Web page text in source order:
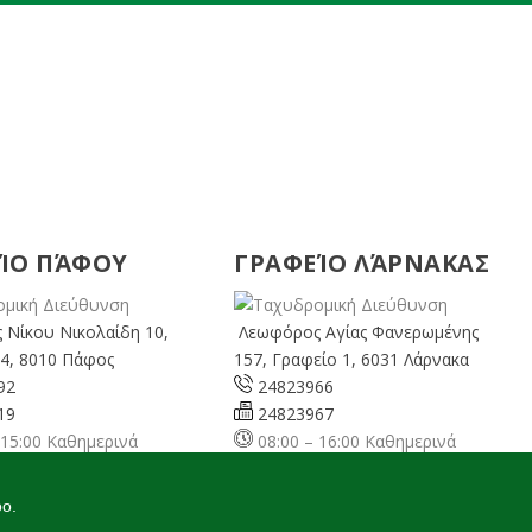
ΠΆΦΟΥ
Νικολαίδη 10,
8010 Πάφος
Καθημερινά
ΓΡΑΦΕΊΟ ΛΆΡΝΑΚΑΣ
Λεωφόρος Αγίας Φανερωμένης
157, Γραφείο 1, 6031 Λάρνακα
24823966
24823967
08:00 – 16:00 Καθημερινά